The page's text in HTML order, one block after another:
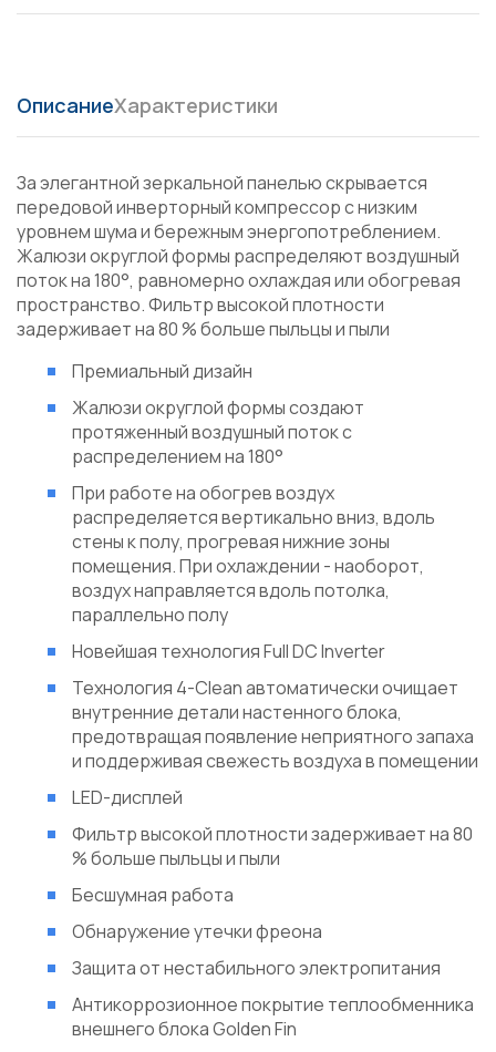
ОписаниеХарактеристики
За элегантной зеркальной панелью скрывается
передовой инверторный компрессор с низким
уровнем шума и бережным энергопотреблением.
Жалюзи округлой формы распределяют воздушный
поток на 180°, равномерно охлаждая или обогревая
пространство. Фильтр высокой плотности
задерживает на 80 % больше пыльцы и пыли
Премиальный дизайн
Жалюзи округлой формы создают
протяженный воздушный поток с
распределением на 180°
При работе на обогрев воздух
распределяется вертикально вниз, вдоль
стены к полу, прогревая нижние зоны
помещения. При охлаждении - наоборот,
воздух направляется вдоль потолка,
параллельно полу
Новейшая технология Full DC Inverter
Технология 4-Сlean автоматически очищает
внутренние детали настенного блока,
предотвращая появление неприятного запаха
и поддерживая свежесть воздуха в помещении
LED-дисплей
Фильтр высокой плотности задерживает на 80
% больше пыльцы и пыли
Бесшумная работа
Обнаружение утечки фреона
Защита от нестабильного электропитания
Антикоррозионное покрытие теплообменника
внешнего блока Golden Fin